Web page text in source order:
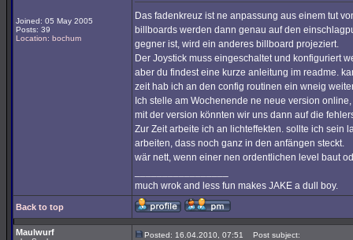
Joined: 05 May 2005
Posts: 39
Location: bochum
Das fadenkreuz ist ne anpassung aus einem tut
billboards werden dann genau auf den
gegner ist, wird ein anderes billboard projeziert.
Der Joystick muss eingeschaltet und konfiguriert
aber du findest eine kurze anleitung im readme.
zeit hab ich an den config routinen ein wneig
Ich stelle am Wochenende ne neue version
mit der version könnten wir uns dann auf die
Zur Zeit arbeite ich an lichteffekten. sollte ich sein
arbeiten, dass noch ganz in den anfängen steckt.
wär nett, wenn einer nen ordentlichen level baut
much wrok and less fun makes JAKE a dull boy.
Back to top
Maulwurf Posted: 16.04.2010, 07:51 Post subject: